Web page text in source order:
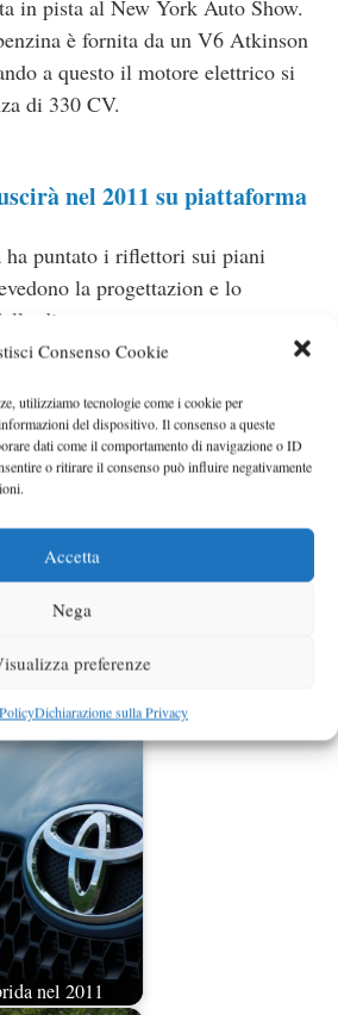
Consenso Cookie
utilizziamo tecnologie come i cookie per
del dispositivo. Il consenso a queste
dati come il comportamento di navigazione o ID
o ritirare il consenso può influire negativamente
Accetta
Nega
preferenze
Dichiarazione sulla Privacy
in pista al New York Auto Show.
è fornita da un V6 Atkinson
a questo il motore elettrico si
di 330 CV.
nel 2011 su piattaforma
ha puntato i riflettori sui piani
la progettazion e lo
di vettura..
un nuovo
nel 2011